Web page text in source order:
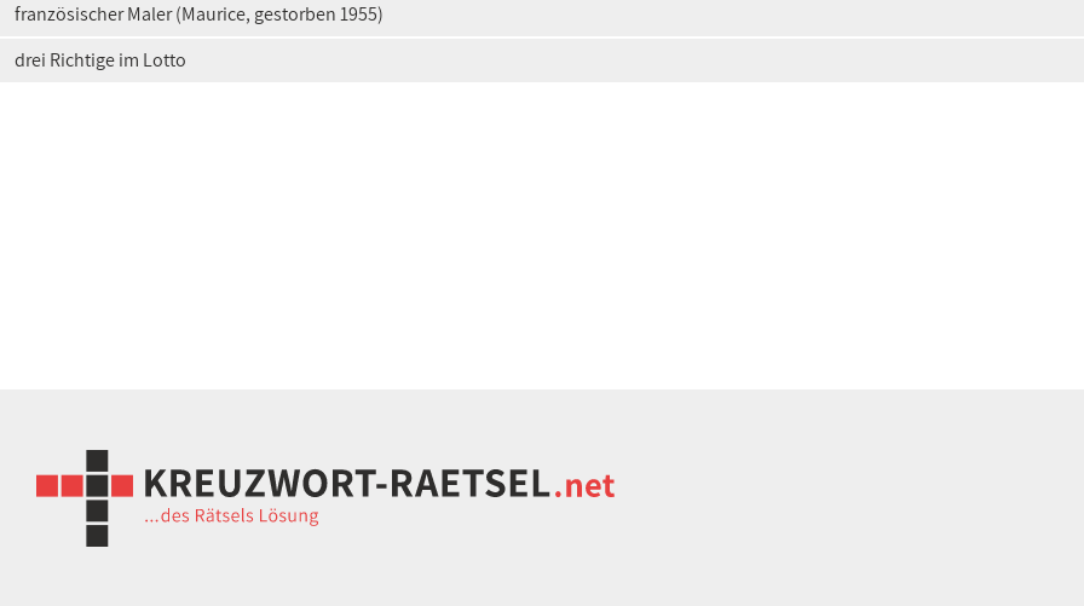
französischer Maler (Maurice, gestorben 1955)
drei Richtige im Lotto